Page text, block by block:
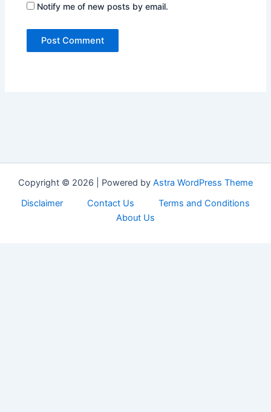
Notify me of new posts by email.
Copyright © 2026 | Powered by Astra WordPress Theme
Disclaimer
Contact Us
Terms and Conditions
About Us